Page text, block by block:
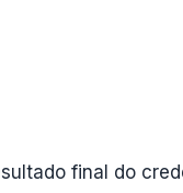
final do